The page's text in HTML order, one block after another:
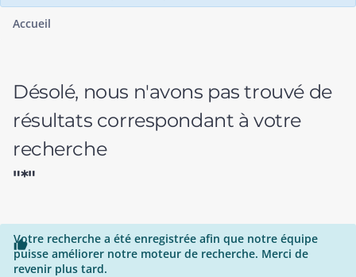
Accueil
Désolé, nous n'avons pas trouvé de
résultats correspondant à votre
recherche
"*"

Votre recherche a été enregistrée afin que notre équipe
puisse améliorer notre moteur de recherche. Merci de
revenir plus tard.